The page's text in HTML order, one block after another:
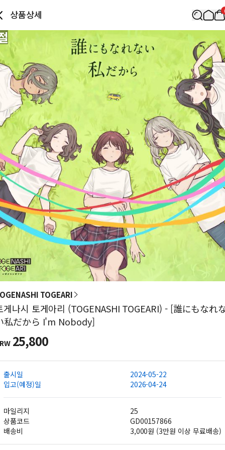
상품상세
TOGEARI
게나시 토게아리 (TOGENASHI TOGEARI) - [誰にもなれ
私だから I'm Nobody]
25,800
출시일
2024-05-22
입고(예정)일
2026-04-24
마일리지
25
상품코드
GD00157866
배송비
3,000원 (3만원 이상 무료배송)